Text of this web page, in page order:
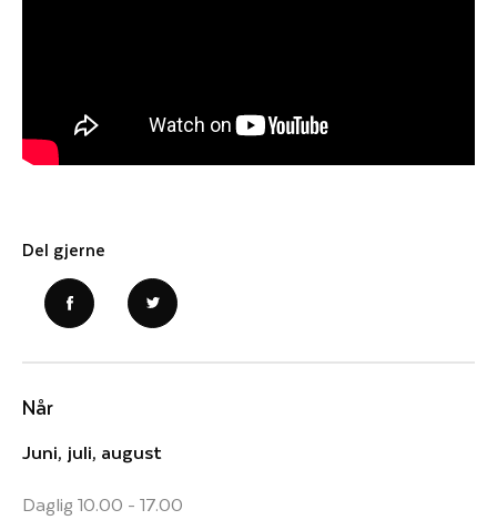
Del gjerne
Når
Juni, juli, august
Daglig 10.00 - 17.00